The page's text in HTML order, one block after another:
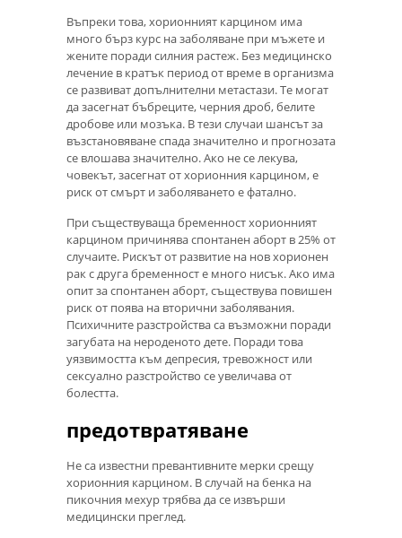
Въпреки това, хорионният карцином има
много бърз курс на заболяване при мъжете и
жените поради силния растеж. Без медицинско
лечение в кратък период от време в организма
се развиват допълнителни метастази. Те могат
да засегнат бъбреците, черния дроб, белите
дробове или мозъка. В тези случаи шансът за
възстановяване спада значително и прогнозата
се влошава значително. Ако не се лекува,
човекът, засегнат от хорионния карцином, е
риск от смърт и заболяването е фатално.
При съществуваща бременност хорионният
карцином причинява спонтанен аборт в 25% от
случаите. Рискът от развитие на нов хорионен
рак с друга бременност е много нисък. Ако има
опит за спонтанен аборт, съществува повишен
риск от поява на вторични заболявания.
Психичните разстройства са възможни поради
загубата на нероденото дете. Поради това
уязвимостта към депресия, тревожност или
сексуално разстройство се увеличава от
болестта.
предотвратяване
Не са известни превантивните мерки срещу
хорионния карцином. В случай на бенка на
пикочния мехур трябва да се извърши
медицински преглед.